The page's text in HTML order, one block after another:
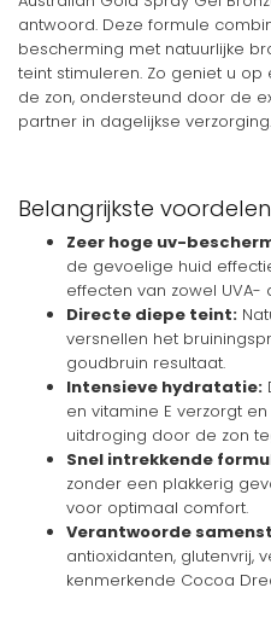
antwoord. Deze formule
bescherming met natuurlijke
teint stimuleren. Zo geniet u
de zon, ondersteund door de
partner in dagelijkse verzorging.
Belangrijkste voordelen
Zeer hoge uv-
de gevoelige huid
effecten van zowel UVA-
Directe diepe teint:
versnellen het
goudbruin resultaat.
Intensieve hydratatie:
en vitamine E verzorgt
uitdroging door de zon
Snel intrekkende
zonder een plakkerig
voor optimaal comfort.
Verantwoorde
antioxidanten, glutenvrij,
kenmerkende Cocoa